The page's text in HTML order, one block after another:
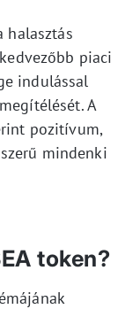
halasztás
piaci
indulással
A
pozitívum,
mindenki
token?